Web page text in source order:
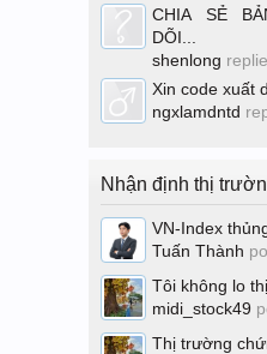
CHIA SẺ
DÕI...
shenlong
Xin code xuất
ngxlamdntd
Nhận định thị
VN-Index
Tuấn Thành
Tôi không lo
midi_stock49
Thị trường